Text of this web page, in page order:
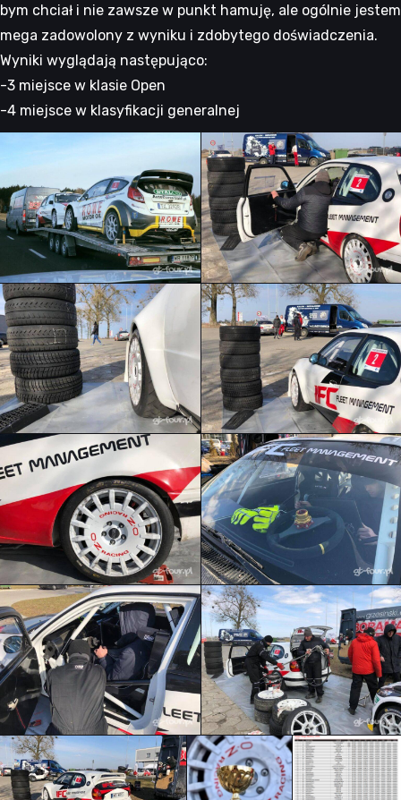
bym chciał i nie zawsze w punkt hamuję, ale ogólnie jestem
mega zadowolony z wyniku i zdobytego doświadczenia.
Wyniki wyglądają następująco:
-3 miejsce w klasie Open
-4 miejsce w klasyfikacji generalnej